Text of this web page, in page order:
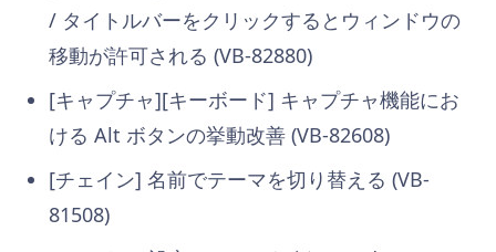
/ タイトルバーをクリックするとウィンドウの
移動が許可される (VB-82880)
[キャプチャ][キーボード] キャプチャ機能にお
ける Alt ボタンの挙動改善 (VB-82608)
[チェイン] 名前でテーマを切り替える (VB-
81508)